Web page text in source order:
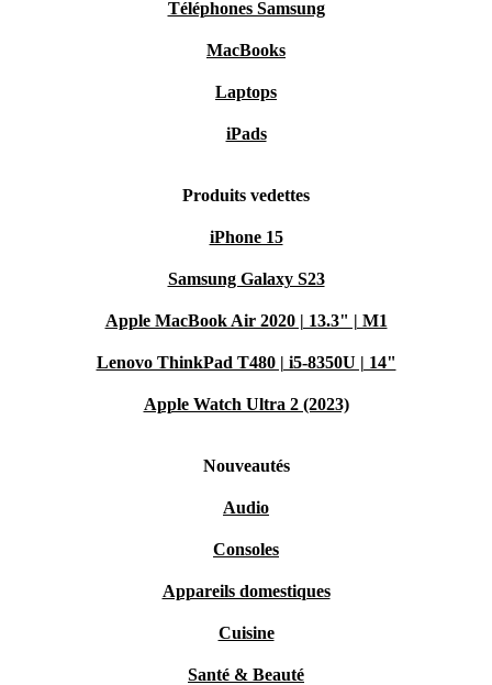
Téléphones Samsung
MacBooks
Laptops
iPads
Produits vedettes
iPhone 15
Samsung Galaxy S23
Apple MacBook Air 2020 | 13.3" | M1
Lenovo ThinkPad T480 | i5-8350U | 14"
Apple Watch Ultra 2 (2023)
Nouveautés
Audio
Consoles
Appareils domestiques
Cuisine
Santé & Beauté